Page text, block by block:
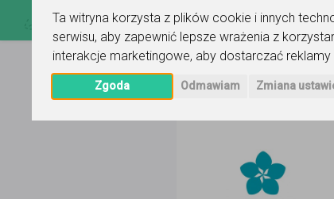
Ta witryna korzysta z plików cookie i innych
serwisu, aby zapewnić lepsze wrażenia z
interakcje marketingowe, aby dostarczać
Zgoda Odmawiam Zmiana
Strona główna Hiromi